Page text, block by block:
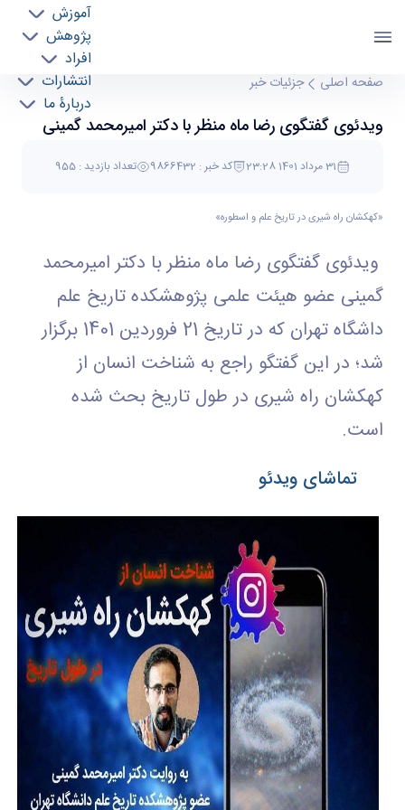
آموزش
پژوهش
افراد
انتشارات
دربارۀ ما
ویدئوی گفتگوی رضا ماه منظر با دکتر امیرمحمد
گمینی - پژوهشکده تاریخ علم utihs
صفحه اصلی جزئیات خبر
ویدئوی گفتگوی رضا ماه منظر با دکتر امیرمحمد گمینی
31 مرداد 1401 23:28 کد خبر : 9866432 تعداد بازدید : 955
«کهکشان راه شیری در تاریخ علم و اسطوره»
ویدئوی گفتگوی رضا ماه منظر با دکتر امیرمحمد
گمینی عضو هیئت علمی پژوهشکده تاریخ علم
داشگاه تهران که در تاریخ 21 فروردین 1401 برگزار
شد؛ در این گفتگو راجع به شناخت انسان از
کهکشان راه شیری در طول تاریخ بحث شده
است.
تماشای ویدئو